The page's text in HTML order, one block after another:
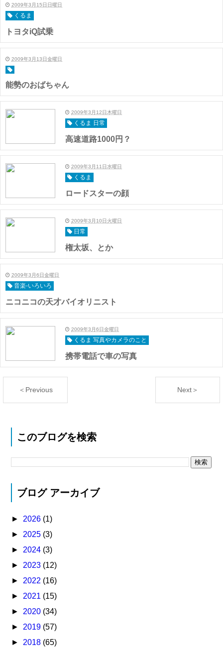
2009年3月15日日曜日
くるま
トヨタiQ試乗
2009年3月13日金曜日
能勢のおばちゃん
2009年3月12日木曜日
くるま 日常
高速道路1000円？
2009年3月11日水曜日
くるま
ロードスターの顔
2009年3月10日火曜日
日常
権太坂、とか
2009年3月6日金曜日
音楽-いろいろ
ニコニコの天才バイオリニスト
2009年3月6日金曜日
くるま 写真やカメラのこと
携帯電話で車の写真
＜Previous Next＞
このブログを検索
ブログ アーカイブ
► 2026 (1)
► 2025 (3)
► 2024 (3)
► 2023 (12)
► 2022 (16)
► 2021 (15)
► 2020 (34)
► 2019 (57)
► 2018 (65)